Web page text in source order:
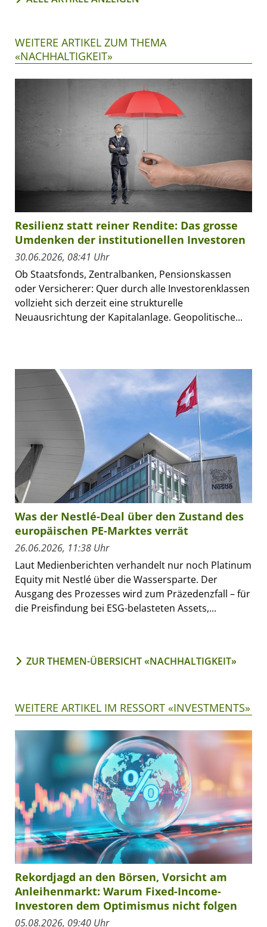
WEITERE ARTIKEL ZUM THEMA
«NACHHALTIGKEIT»
Resilienz statt reiner Rendite: Das grosse
Umdenken der institutionellen Investoren
30.06.2026, 08:41 Uhr
Ob Staatsfonds, Zentralbanken, Pensionskassen
oder Versicherer: Quer durch alle Investorenklassen
vollzieht sich derzeit eine strukturelle
Neuausrichtung der Kapitalanlage. Geopolitische...
Was der Nestlé-Deal über den Zustand des
europäischen PE-Marktes verrät
26.06.2026, 11:38 Uhr
Laut Medienberichten verhandelt nur noch Platinum
Equity mit Nestlé über die Wassersparte. Der
Ausgang des Prozesses wird zum Präzedenzfall – für
die Preisfindung bei ESG-belasteten Assets,...
ZUR THEMEN-ÜBERSICHT «NACHHALTIGKEIT»
WEITERE ARTIKEL IM RESSORT «INVESTMENTS»
Rekordjagd an den Börsen, Vorsicht am
Anleihenmarkt: Warum Fixed-Income-
Investoren dem Optimismus nicht folgen
05.08.2026, 09:40 Uhr